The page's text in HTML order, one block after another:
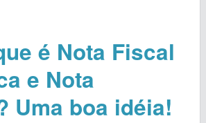
é Nota Fiscal
e Nota
Uma boa idéia!